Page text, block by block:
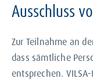
Ausschluss
Zur Teilnahme an
dass sämtliche
entsprechen.